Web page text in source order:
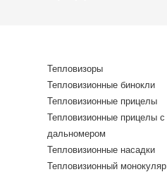
Тепловизоры
Тепловизионные бинокли
Тепловизионные прицелы
Тепловизионные прицелы с
дальномером
Тепловизионные насадки
Тепловизионный монокуляр